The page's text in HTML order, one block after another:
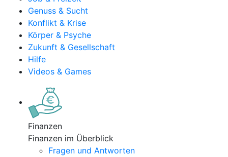
Genuss & Sucht
Konflikt & Krise
Körper & Psyche
Zukunft & Gesellschaft
Hilfe
Videos & Games
Finanzen
Finanzen im Überblick
Fragen und Antworten